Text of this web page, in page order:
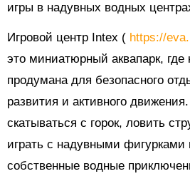
игры в надувных водных
Игровой центр Intex ( https://
это миниатюрный аквапарк, где
продумана для безопасного
развития и активного
скатываться с горок, ловить
играть с надувными
собственные водные